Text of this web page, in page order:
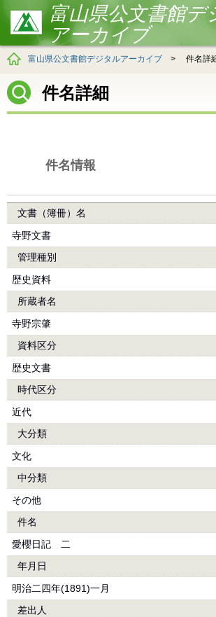
富山県公文書館デ
アーカイブ
富山県公文書館デジタルアーカイブ > 件名詳
件名詳細
件名情報
文書（簿冊）名
寺野文書
管理種別
歴史資料
所蔵者名
寺野宗肇
資料区分
歴史文書
時代区分
近代
大分類
文化
中分類
その他
件名
愛櫻日記 二
年月日
明治二四年(1891)一月
差出人